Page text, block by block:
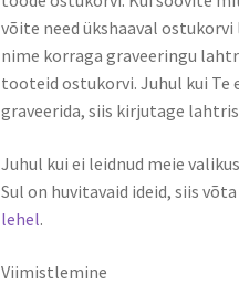
võite need ükshaaval
nime korraga graveeringu
tooteid ostukorvi. Juhul kui Te
graveerida, siis kirjutage
Juhul kui ei leidnud meie
Sul on huvitavaid ideid, siis
lehel.
Viimistlemine